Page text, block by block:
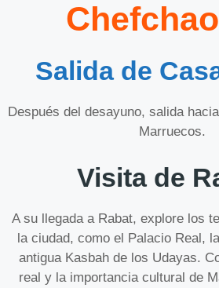
Salida de
Después del desayuno, salida
Marruecos.
Visita de
A su llegada a Rabat, explore los
la ciudad, como el Palacio Real,
antigua Kasbah de los Udayas.
real y la importancia cultural de